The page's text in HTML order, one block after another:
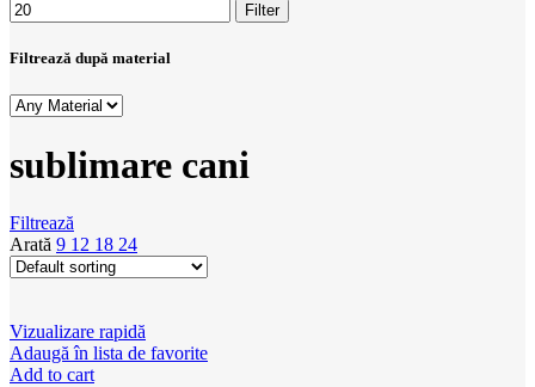
Filter
Filtrează după material
sublimare cani
Filtrează
Arată 9 12 18 24
Vizualizare rapidă
Adaugă în lista de favorite
Add to cart